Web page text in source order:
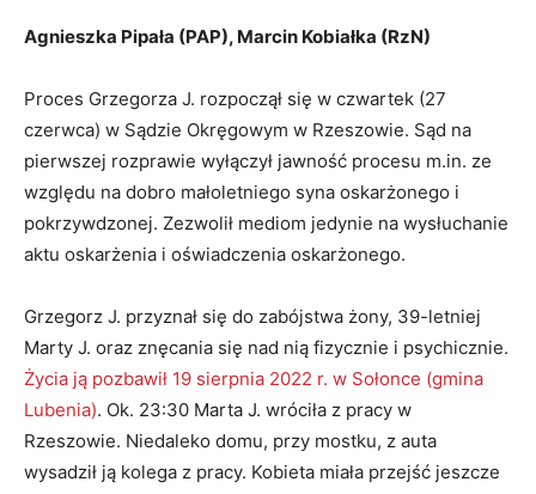
Agnieszka Pipała (PAP), Marcin Kobiałka (RzN)
Proces Grzegorza J. rozpoczął się w czwartek (27
czerwca) w Sądzie Okręgowym w Rzeszowie. Sąd na
pierwszej rozprawie wyłączył jawność procesu m.in. ze
względu na dobro małoletniego syna oskarżonego i
pokrzywdzonej. Zezwolił mediom jedynie na wysłuchanie
aktu oskarżenia i oświadczenia oskarżonego.
Grzegorz J. przyznał się do zabójstwa żony, 39-letniej
Marty J. oraz znęcania się nad nią fizycznie i psychicznie.
Życia ją pozbawił 19 sierpnia 2022 r. w Sołonce (gmina
Lubenia). Ok. 23:30 Marta J. wróciła z pracy w
Rzeszowie. Niedaleko domu, przy mostku, z auta
wysadził ją kolega z pracy. Kobieta miała przejść jeszcze